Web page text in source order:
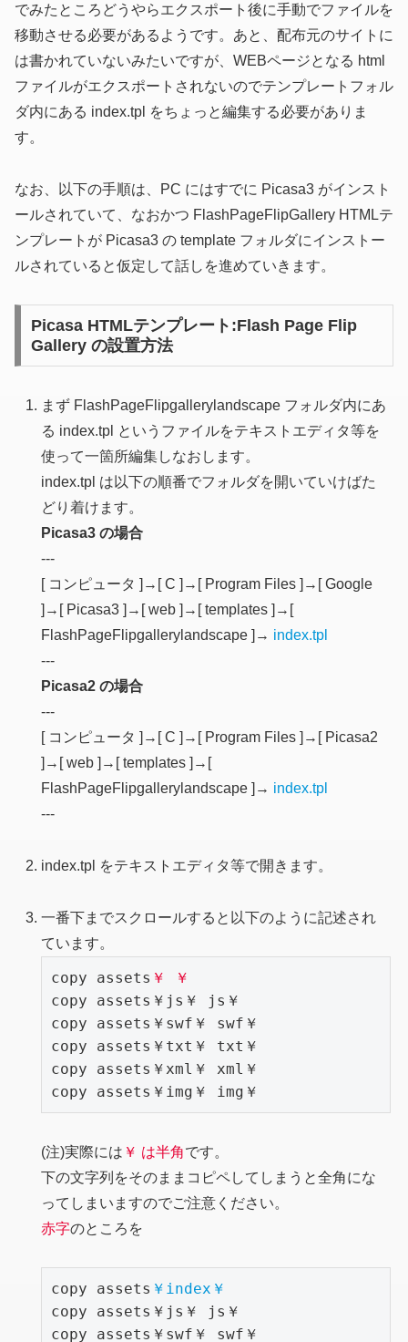
でみたところどうやらエクスポート後に手動でファイルを
移動させる必要があるようです。あと、配布元のサイトに
は書かれていないみたいですが、WEBページとなる html
ファイルがエクスポートされないのでテンプレートフォル
ダ内にある index.tpl をちょっと編集する必要がありま
す。
なお、以下の手順は、PC にはすでに Picasa3 がインスト
ールされていて、なおかつ FlashPageFlipGallery HTMLテ
ンプレートが Picasa3 の template フォルダにインストー
ルされていると仮定して話しを進めていきます。
Picasa HTMLテンプレート:Flash Page Flip
Gallery の設置方法
まず FlashPageFlipgallerylandscape フォルダ内にあ
る index.tpl というファイルをテキストエディタ等を
使って一箇所編集しなおします。
index.tpl は以下の順番でフォルダを開いていけばた
どり着けます。
Picasa3 の場合
---
[ コンピュータ ]→[ C ]→[ Program Files ]→[ Google
]→[ Picasa3 ]→[ web ]→[ templates ]→[
FlashPageFlipgallerylandscape ]→ index.tpl
---
Picasa2 の場合
---
[ コンピュータ ]→[ C ]→[ Program Files ]→[ Picasa2
]→[ web ]→[ templates ]→[
FlashPageFlipgallerylandscape ]→ index.tpl
---
index.tpl をテキストエディタ等で開きます。
一番下までスクロールすると以下のように記述され
ています。
copy assets ￥ ￥
copy assets￥js￥ js￥
copy assets￥swf￥ swf￥
copy assets￥txt￥ txt￥
copy assets￥xml￥ xml￥
copy assets￥img￥ img￥
(注)実際には ￥ は半角です。
下の文字列をそのままコピペしてしまうと全角にな
ってしまいますのでご注意ください。
赤字のところを
copy assets ￥index￥
copy assets￥js￥ js￥
copy assets￥swf￥ swf￥